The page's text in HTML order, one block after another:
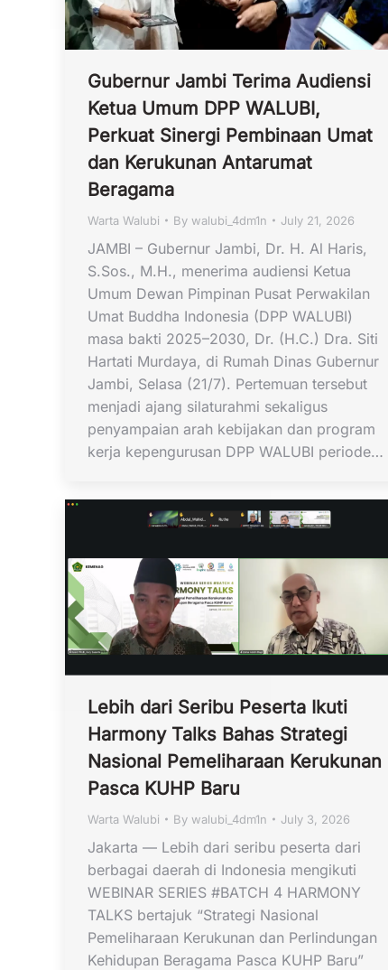
Gubernur Jambi Terima Audiensi
Ketua Umum DPP WALUBI,
Perkuat Sinergi Pembinaan Umat
dan Kerukunan Antarumat
Beragama
Warta Walubi By walubi_4dm1n July 21, 2026
JAMBI – Gubernur Jambi, Dr. H. Al Haris,
S.Sos., M.H., menerima audiensi Ketua
Umum Dewan Pimpinan Pusat Perwakilan
Umat Buddha Indonesia (DPP WALUBI)
masa bakti 2025–2030, Dr. (H.C.) Dra. Siti
Hartati Murdaya, di Rumah Dinas Gubernur
Jambi, Selasa (21/7). Pertemuan tersebut
menjadi ajang silaturahmi sekaligus
penyampaian arah kebijakan dan program
kerja kepengurusan DPP WALUBI periode…
Lebih dari Seribu Peserta Ikuti
Harmony Talks Bahas Strategi
Nasional Pemeliharaan Kerukunan
Pasca KUHP Baru
Warta Walubi By walubi_4dm1n July 3, 2026
Jakarta — Lebih dari seribu peserta dari
berbagai daerah di Indonesia mengikuti
WEBINAR SERIES #BATCH 4 HARMONY
TALKS bertajuk “Strategi Nasional
Pemeliharaan Kerukunan dan Perlindungan
Kehidupan Beragama Pasca KUHP Baru”